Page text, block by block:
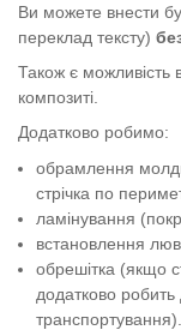
Ви можете внести
переклад тексту)
Також є можливість
композиті.
Додатково робимо:
обрамлення
стрічка по
ламінування
встановлення
обрешітка (якщо
додатково робить
транспортування).